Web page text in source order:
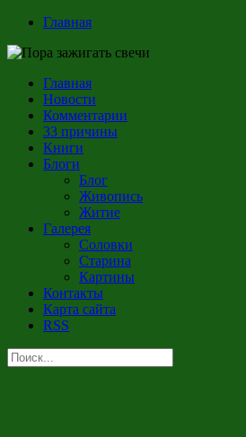
Главная
Главная
Новости
Комментарии
33 причины
Книги
Блоги
Блог
Живопись
Житие
Галерея
Соловки
Старина
Картины
Контакты
Карта сайта
RSS